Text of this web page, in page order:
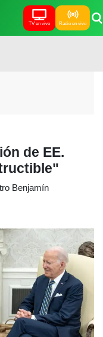
TV en vivo Radio en vivo
de EE.
Benjamín